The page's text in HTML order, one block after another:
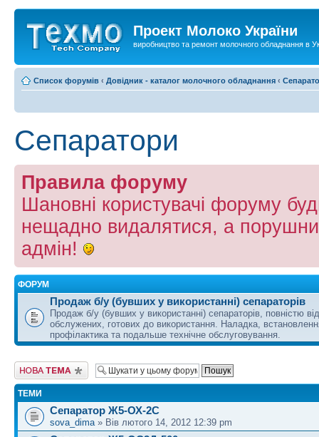
Проект Молоко України
виробництво та ремонт молочного обладнання в
Список форумів ‹ Довідник - каталог молочного обладнання ‹
Сепаратори
Правила форуму
Шановні користувачі форуму
нещадно видалятися, а
адмін!
ФОРУМ
Продаж б/у (бувших у використанні) сепараторів
Продаж б/у (бувших у використанні) сепараторів, повністю
обслужених, готових до використання. Наладка,
профілактика та подальше технічне обслуговування.
Створити нову тему
ТЕМИ
Сепаратор Ж5-ОХ-2С
sova_dima » Вів лютого 14, 2012 12:39 pm